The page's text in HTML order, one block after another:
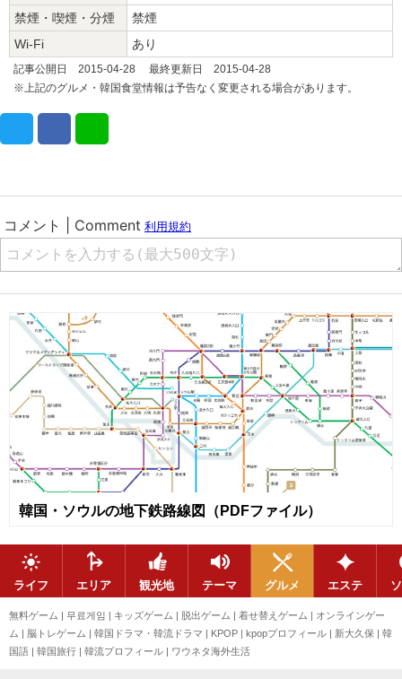
禁煙・喫煙・分煙
禁煙
Wi-Fi
あり
記事公開日 2015-04-28 最終更新日 2015-04-28
※上記のグルメ・韓国食堂情報は予告なく変更される場合があります。
韓国・ソウルの地下鉄路線図（PDFファイル）
ライフ エリア 観光地 テーマ グルメ エステ
無料ゲーム | 무료게임 | キッズゲーム | 脱出ゲーム | 着せ替えゲーム | オンラインゲー
ム | 脳トレゲーム | 韓国ドラマ・韓流ドラマ | KPOP | kpopプロフィール | 新大久保 | 韓
国語 | 韓国旅行 | 韓流プロフィール | ワウネタ海外生活